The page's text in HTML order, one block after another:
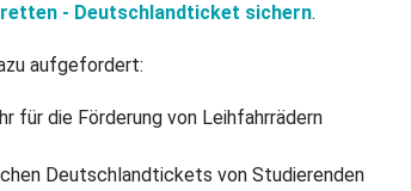
- Deutschlandticket sichern.
aufgefordert:
für die Förderung von Leihfahrrädern
Deutschlandtickets von Studierenden